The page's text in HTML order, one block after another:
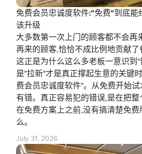
免费会员忠诚度软件:"免费"到底能
该升级
大多数第一次上门的顾客都不会再
再来的顾客,恰恰不成比例地贡献
这正是为什么这么多老板一意识到
是"拉新"才是真正撑起生意的关键
费会员忠诚度软件"。从免费开始
有错。真正容易犯的错误,是在把
在免费方案上之前,没有搞清楚免
么。
July 31, 2026